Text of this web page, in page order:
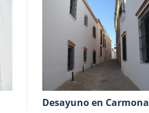
Desayuno en Carmona